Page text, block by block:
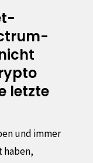
letzte
und immer
haben,